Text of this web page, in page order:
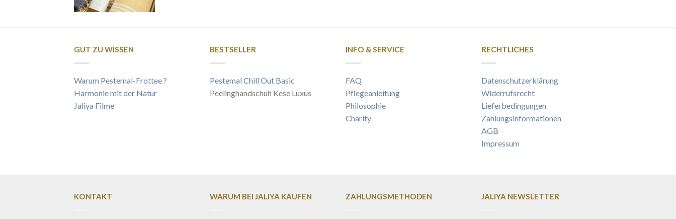
GUT ZU WISSEN
Warum Pestemal-Frottee ?
Harmonie mit der Natur
Jaliya Filme
BESTSELLER
Pestemal Chill Out Basic
Peelinghandschuh Kese Luxus
INFO & SERVICE
FAQ
Pflegeanleitung
Philosophie
Charity
RECHTLICHES
Datenschutzerklärung
Widerrufsrecht
Lieferbedingungen
Zahlungsinformationen
AGB
Impressum
KONTAKT WARUM BEI JALIYA KAUFEN ZAHLUNGSMETHODEN JALIYA NEWSLETTER